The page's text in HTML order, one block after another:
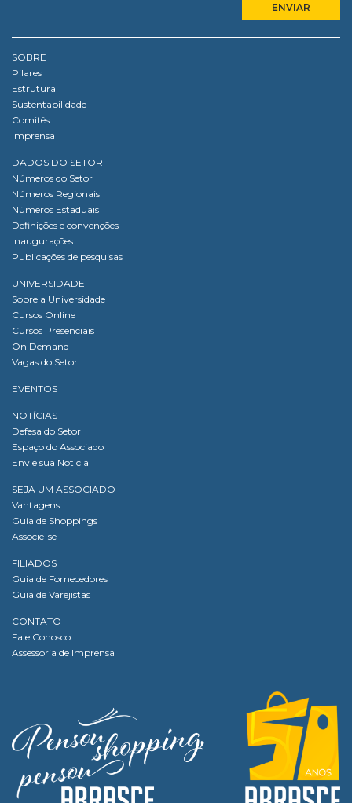
SOBRE
Pilares
Estrutura
Sustentabilidade
Comitês
Imprensa
DADOS DO SETOR
Números do Setor
Números Regionais
Números Estaduais
Definições e convenções
Inaugurações
Publicações de pesquisas
UNIVERSIDADE
Sobre a Universidade
Cursos Online
Cursos Presenciais
On Demand
Vagas do Setor
EVENTOS
NOTÍCIAS
Defesa do Setor
Espaço do Associado
Envie sua Notícia
SEJA UM ASSOCIADO
Vantagens
Guia de Shoppings
Associe-se
FILIADOS
Guia de Fornecedores
Guia de Varejistas
CONTATO
Fale Conosco
Assessoria de Imprensa